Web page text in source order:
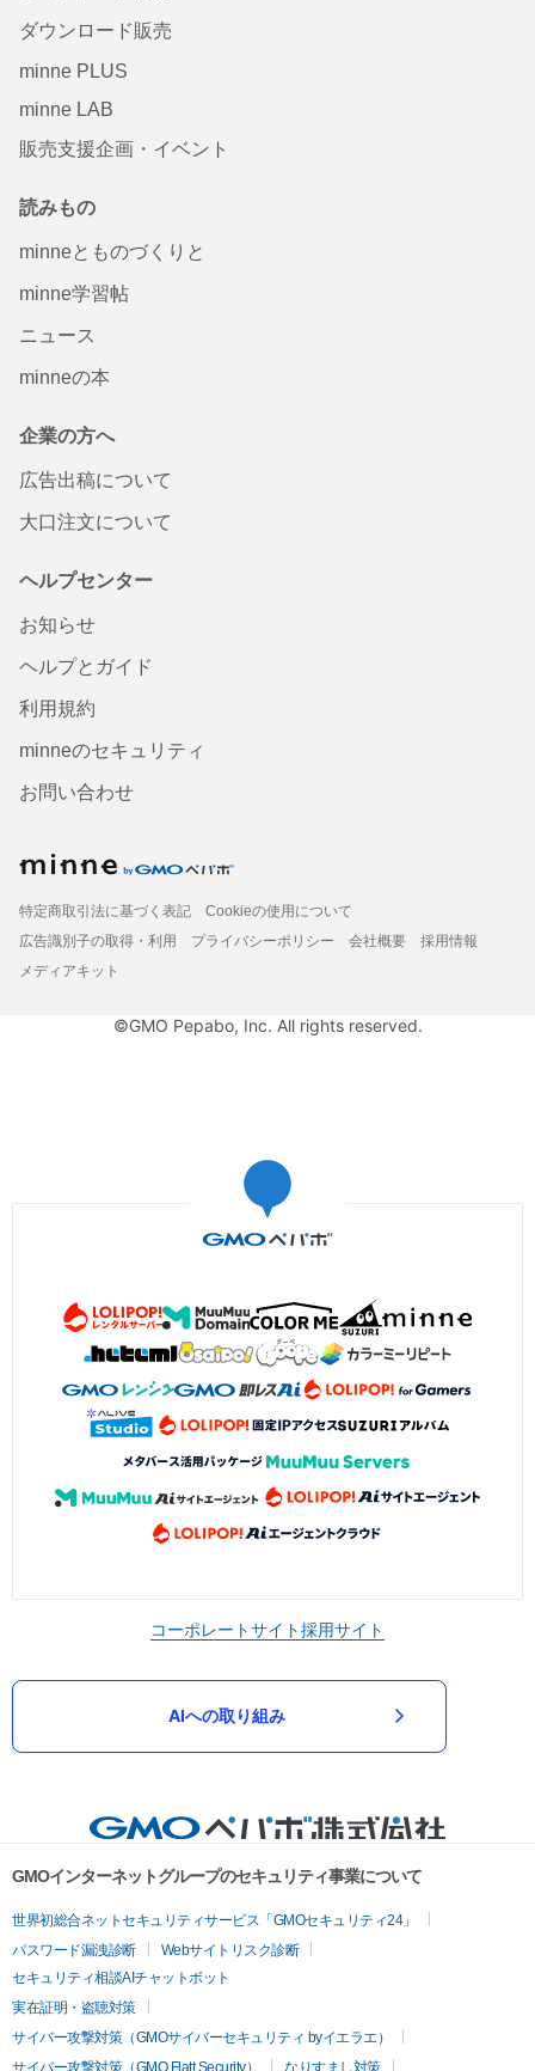
ダウンロード販売
minne PLUS
minne LAB
販売支援企画・イベント
読みもの
minneとものづくりと
minne学習帖
ニュース
minneの本
企業の方へ
広告出稿について
大口注文について
ヘルプセンター
お知らせ
ヘルプとガイド
利用規約
minneのセキュリティ
お問い合わせ
特定商取引法に基づく表記
Cookieの使用について
広告識別子の取得・利用
プライバシーポリシー 会社概要
採用情報
メディアキット
©GMO Pepabo, Inc. All rights reserved.
コーポレートサイト採用サイト
AIへの取り組み
GMOインターネットグループのセキュリティ事業について
世界初総合ネットセキュリティサービス「GMOセキュリティ24」
パスワード漏洩診断
Webサイトリスク診断
セキュリティ相談AIチャットボット
実在証明・盗聴対策
サイバー攻撃対策（GMOサイバーセキュリティ byイエラエ）
サイバー攻撃対策（GMO Flatt Security）
なりすまし対策